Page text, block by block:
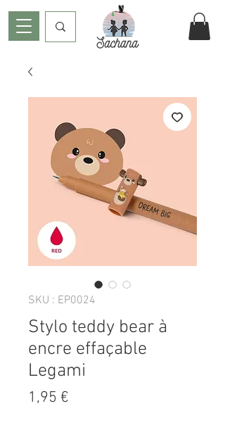
SKU : EP0024
Stylo teddy bear à
encre effaçable
Legami
1,95 €